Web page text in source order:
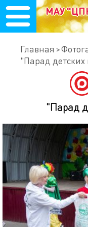
МАУ
Главная
"Парад детских
"Парад